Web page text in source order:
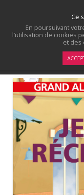
Ce
En poursuivant
l’utilisation de cookies
et des